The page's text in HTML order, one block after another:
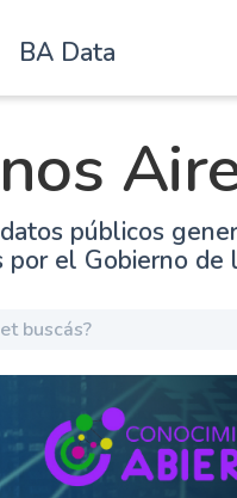
BA Data
públicos
por el Gobierno de